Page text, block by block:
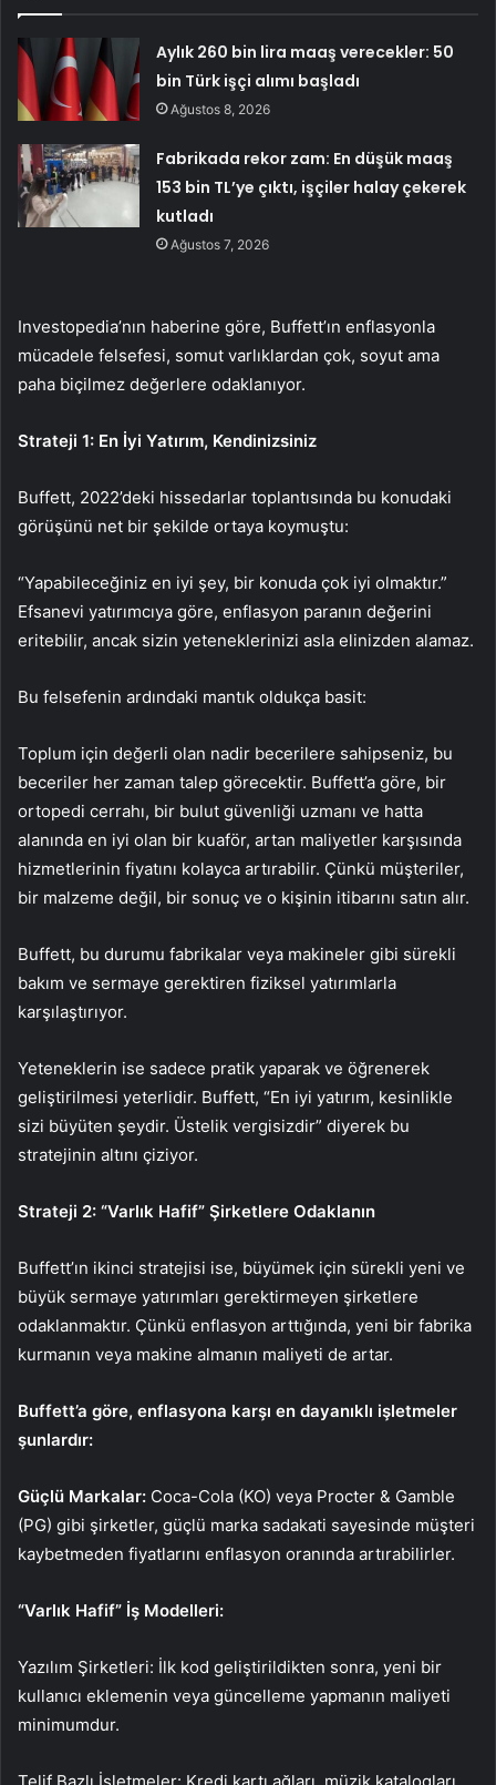
Aylık 260 bin lira maaş verecekler: 50
bin Türk işçi alımı başladı
Ağustos 8, 2026
Fabrikada rekor zam: En düşük maaş
153 bin TL’ye çıktı, işçiler halay çekerek
kutladı
Ağustos 7, 2026
Investopedia’nın haberine göre, Buffett’ın enflasyonla
mücadele felsefesi, somut varlıklardan çok, soyut ama
paha biçilmez değerlere odaklanıyor.
Strateji 1: En İyi Yatırım, Kendinizsiniz
Buffett, 2022’deki hissedarlar toplantısında bu konudaki
görüşünü net bir şekilde ortaya koymuştu:
“Yapabileceğiniz en iyi şey, bir konuda çok iyi olmaktır.”
Efsanevi yatırımcıya göre, enflasyon paranın değerini
eritebilir, ancak sizin yeteneklerinizi asla elinizden alamaz.
Bu felsefenin ardındaki mantık oldukça basit:
Toplum için değerli olan nadir becerilere sahipseniz, bu
beceriler her zaman talep görecektir. Buffett’a göre, bir
ortopedi cerrahı, bir bulut güvenliği uzmanı ve hatta
alanında en iyi olan bir kuaför, artan maliyetler karşısında
hizmetlerinin fiyatını kolayca artırabilir. Çünkü müşteriler,
bir malzeme değil, bir sonuç ve o kişinin itibarını satın alır.
Buffett, bu durumu fabrikalar veya makineler gibi sürekli
bakım ve sermaye gerektiren fiziksel yatırımlarla
karşılaştırıyor.
Yeteneklerin ise sadece pratik yaparak ve öğrenerek
geliştirilmesi yeterlidir. Buffett, “En iyi yatırım, kesinlikle
sizi büyüten şeydir. Üstelik vergisizdir” diyerek bu
stratejinin altını çiziyor.
Strateji 2: “Varlık Hafif” Şirketlere Odaklanın
Buffett’ın ikinci stratejisi ise, büyümek için sürekli yeni ve
büyük sermaye yatırımları gerektirmeyen şirketlere
odaklanmaktır. Çünkü enflasyon arttığında, yeni bir fabrika
kurmanın veya makine almanın maliyeti de artar.
Buffett’a göre, enflasyona karşı en dayanıklı işletmeler
şunlardır:
Güçlü Markalar: Coca-Cola (KO) veya Procter & Gamble
(PG) gibi şirketler, güçlü marka sadakati sayesinde müşteri
kaybetmeden fiyatlarını enflasyon oranında artırabilirler.
“Varlık Hafif” İş Modelleri:
Yazılım Şirketleri: İlk kod geliştirildikten sonra, yeni bir
kullanıcı eklemenin veya güncelleme yapmanın maliyeti
minimumdur.